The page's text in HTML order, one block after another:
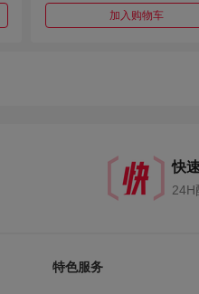
加入购物车
快
特色服务